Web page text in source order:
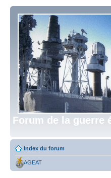
Forum de la guerre
Index du forum
AGEAT